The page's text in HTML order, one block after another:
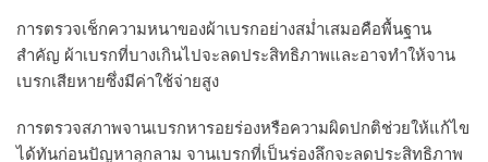
การตรวจเช็กความหนาของผ้าเบรกอย่างสม่ำเสมอคือพื้นฐาน
สำคัญ ผ้าเบรกที่บางเกินไปจะลดประสิทธิภาพและอาจทำให้จาน
เบรกเสียหายซึ่งมีค่าใช้จ่ายสูง
การตรวจสภาพจานเบรกหารอยร่องหรือความผิดปกติช่วยให้แก้ไข
ได้ทันก่อนปัญหาลุกลาม จานเบรกที่เป็นร่องลึกจะลดประสิทธิภาพ